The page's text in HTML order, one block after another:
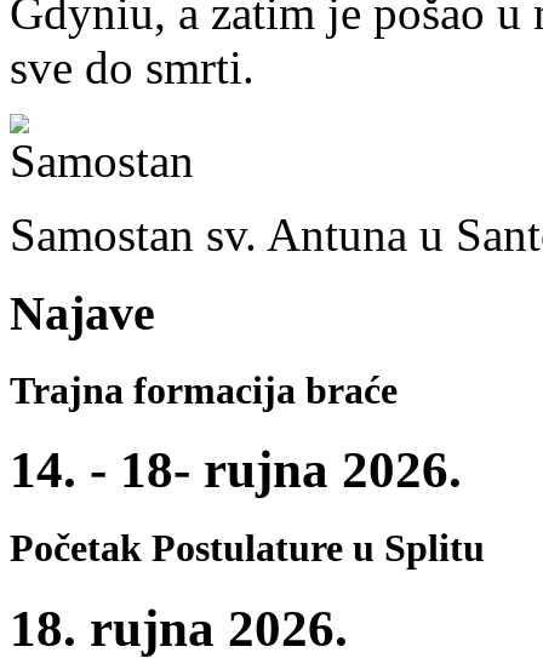
Gdyniu, a zatim je pošao
sve do smrti.
Samostan sv. Antuna u
Najave
Trajna formacija braće
14. - 18- rujna 2026.
Početak Postulature u Splitu
18. rujna 2026.